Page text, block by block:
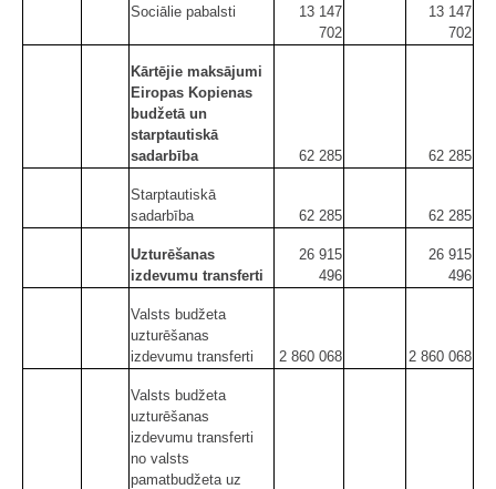
Sociālie pabalsti
13 147
702
13 147
702
Kārtējie maksājumi
Eiropas Kopienas
budžetā un
starptautiskā
sadarbība
62 285 62 285
Starptautiskā
sadarbība
62 285 62 285
Uzturēšanas
izdevumu transferti
26 915
496
26 915
496
Valsts budžeta
uzturēšanas
izdevumu transferti
2 860 068 2 860 068
Valsts budžeta
uzturēšanas
izdevumu transferti
no valsts
pamatbudžeta uz